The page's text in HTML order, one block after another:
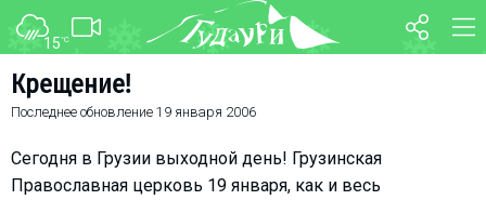
15°C
Крещение!
Последнее обновление 19 января 2006
Сегодня в Грузии выходной день! Грузинская
Православная церковь 19 января, как и весь
ФОРУМ
ТРАНСФЕР
О курорте
Схема трасс
Ски-пасс